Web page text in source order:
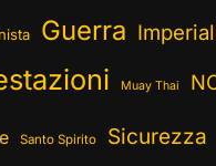
Guerra
Muay Thai
Santo Spirito Sicurezza